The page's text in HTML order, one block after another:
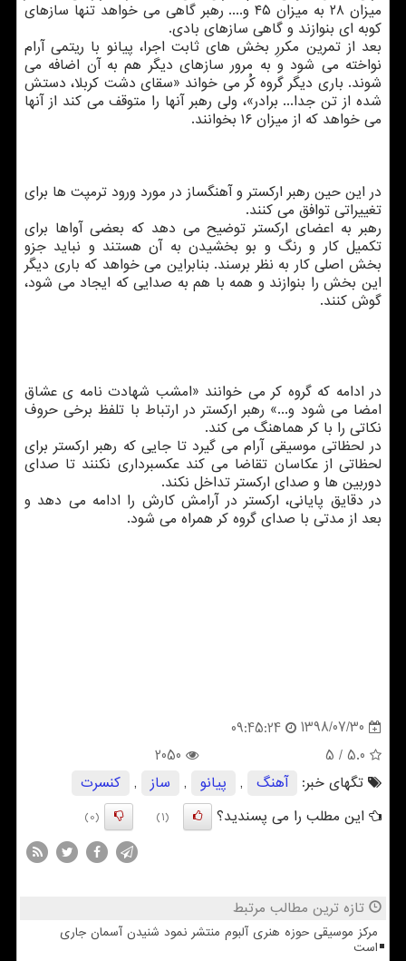
میزان ۲۸ به میزان ۴۵ و.... رهبر گاهی می خواهد تنها سازهای
كوبه ای بنوازند و گاهی سازهای بادی.
بعد از تمرین مكررِ بخش های ثابت اجرا، پیانو با ریتمی آرام
نواخته می شود و به مرور سازهای دیگر هم به آن اضافه می
شوند. باری دیگر گروه كُر می خواند «سقای دشت كربلا، دستش
شده از تن جدا... برادر»، ولی رهبر آنها را متوقف می كند از آنها
می خواهد كه از میزان ۱۶ بخوانند.
در این حین رهبر اركستر و آهنگساز در مورد ورود ترمپت ها برای
تغییراتی توافق می كنند.
رهبر به اعضای اركستر توضیح می دهد كه بعضی آواها برای
تكمیل كار و رنگ و بو بخشیدن به آن هستند و نباید جزو
بخش اصلی كار به نظر برسند. بنابراین می خواهد كه باری دیگر
این بخش را بنوازند و همه با هم به صدایی كه ایجاد می شود،
گوش كنند.
در ادامه كه گروه كر می خوانند «امشب شهادت نامه ی عشاق
امضا می شود و...» رهبر اركستر در ارتباط با تلفظ برخی حروف
نكاتی را با كر هماهنگ می كند.
در لحظاتی موسیقی آرام می گیرد تا جایی كه رهبر اركستر برای
لحظاتی از عكاسان تقاضا می كند عكسبرداری نكنند تا صدای
دوربین ها و صدای اركستر تداخل نكند.
در دقایق پایانی، اركستر در آرامش كارش را ادامه می دهد و
بعد از مدتی با صدای گروه كر همراه می شود.
1398/07/30
09:45:24
5.0
/ 5
2050
تگهای خبر:
آهنگ , پیانو , ساز ,
كنسرت
این مطلب را می پسندید؟
(1)
(0)
تازه ترین مطالب مرتبط
مرکز موسیقی حوزه هنری آلبوم منتشر نمود شنیدن آسمان جاری
است